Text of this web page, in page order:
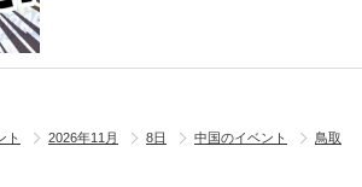
ト 2026年11月 8日 中国のイベント
鳥取